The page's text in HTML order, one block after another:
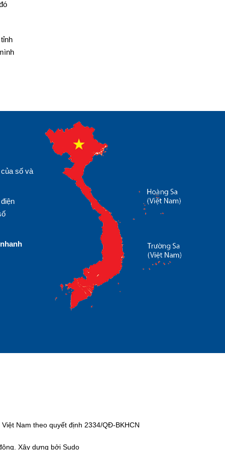
số và
nhanh
Nam theo quyết định 2334/QĐ-BKHCN
Xây dựng bởi Sudo